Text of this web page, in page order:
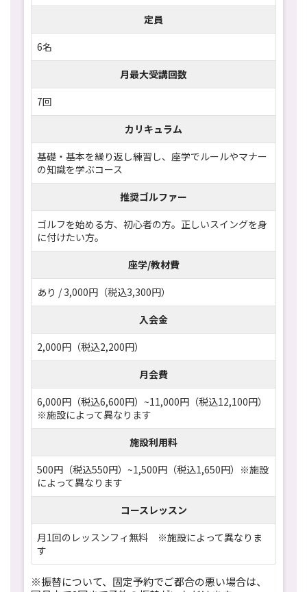
定員
6名
月最大受講回数
7回
カリキュラム
基礎・基本を繰り返し練習し、座学でルールやマナー
の知識を学ぶコース
推奨ゴルファー
ゴルフを始める方、初心者の方。正しいスイングを身
に付けたい方。
座学/教材費
あり / 3,000円（税込3,300円）
入会金
2,000円（税込2,200円）
月会費
6,000円（税込6,600円）~11,000円（税込12,100円）
※施設によって異なります
施設利用料
500円（税込550円）~1,500円（税込1,650円）※施設
によって異なります
コースレッスン
月1回のレッスンフィ無料 ※施設によって異なりま
す
※振替について、固定予約でご都合の悪い場合は、